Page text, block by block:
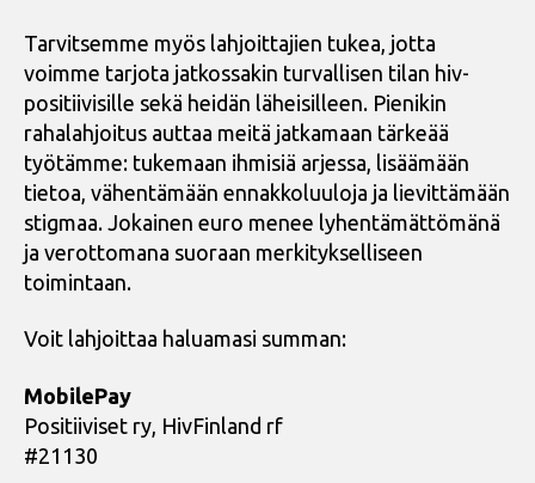
Tarvitsemme myös lahjoittajien tukea, jotta
voimme tarjota jatkossakin turvallisen tilan hiv-
positiivisille sekä heidän läheisilleen. Pienikin
rahalahjoitus auttaa meitä jatkamaan tärkeää
työtämme: tukemaan ihmisiä arjessa, lisäämään
tietoa, vähentämään ennakkoluuloja ja lievittämään
stigmaa. Jokainen euro menee lyhentämättömänä
ja verottomana suoraan merkitykselliseen
toimintaan.
Voit lahjoittaa haluamasi summan:
MobilePay
Positiiviset ry, HivFinland rf
#21130